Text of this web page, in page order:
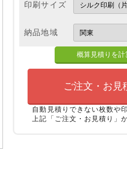
印刷サイズ
納品地域
概算見積りを計
ご注文・お見
自動見積りできない枚数や
上記「ご注文・お見積り」